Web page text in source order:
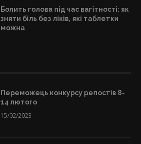
Болить голова під час вагітності: як
зняти біль без ліків, які таблетки
можна
Переможець конкурсу репостів 8-
14 лютого
15/02/2023